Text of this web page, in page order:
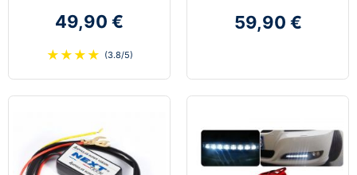
49,90 €
★ ★ ★ ★ (3.8/5)
59,90 €